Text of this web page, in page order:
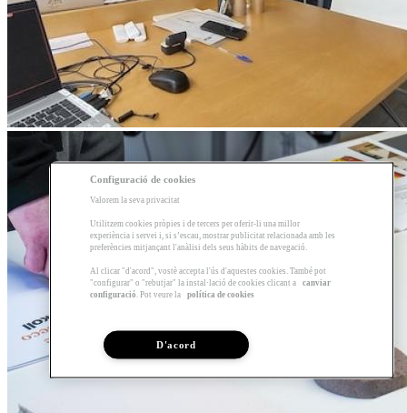
Configuració de cookies
Valorem la seva privacitat
Utilitzem cookies pròpies i de tercers per oferir-li una millor
experiència i servei i, si s’escau, mostrar publicitat relacionada amb les
preferències mitjançant l'anàlisi dels seus hàbits de navegació.
Al clicar "d'acord", vostè accepta l'ús d'aquestes cookies. També pot
"configurar" o "rebutjar" la instal·lació de cookies clicant a
canviar
configuració . Pot veure la política de cookies
D'acord